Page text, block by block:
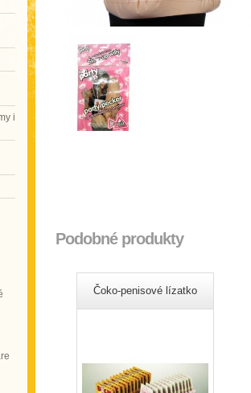
i
Podobné produkty
Čoko-penisové lízatko